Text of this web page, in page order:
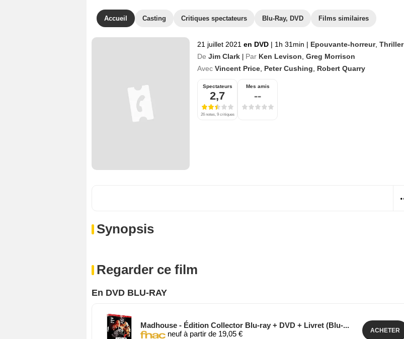
Accueil Casting Critiques spectateurs Blu-Ray, DVD Films similaires
21 juillet 2021 en DVD | 1h 31min | Epouvante-horreur, Thriller
De Jim Clark Par Ken Levison Greg Morrison
Avec Vincent Price Peter Cushing Robert Quarry
Spectateurs
2,7
26 notes, 9 critiques
Mes amis
--
Synopsis
Regarder ce film
En DVD BLU-RAY
Madhouse - Édition Collector Blu-ray + DVD + Livret (Blu-...
neuf à partir de 19,05 €
ACHETER